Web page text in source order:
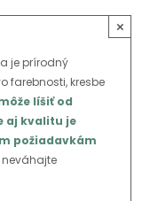
je prírodný
farebnosti, kresbe
líšiť od
aj kvalitu je
požiadavkám
×